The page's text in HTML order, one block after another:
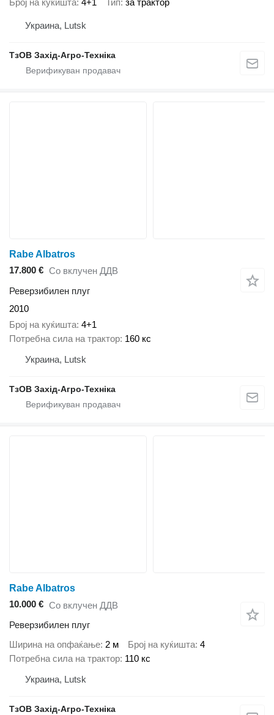
Број на куќишта 4+1 Тип за трактор
Украина, Lutsk
ТзОВ Захід-Агро-Техніка
Rabe Albatros
17.800 € Со вклучен ДДВ
Реверзибилен плуг
2010
Број на куќишта 4+1
Потребна сила на трактор 160 кс
Украина, Lutsk
ТзОВ Захід-Агро-Техніка
Rabe Albatros
10.000 € Со вклучен ДДВ
Реверзибилен плуг
Ширина на опфаќање 2 м Број на куќишта 4
Потребна сила на трактор 110 кс
Украина, Lutsk
ТзОВ Захід-Агро-Техніка